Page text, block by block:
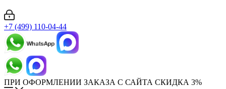
+7 (499) 110-04-44
ПРИ ОФОРМЛЕНИИ ЗАКАЗА С САЙТА СКИДКА 3%